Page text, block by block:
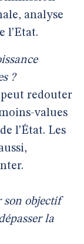
analyse
l’Etat.
?
redouter
values
l’État. Les
son objectif
la